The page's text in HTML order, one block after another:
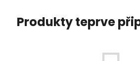
Produkty teprve